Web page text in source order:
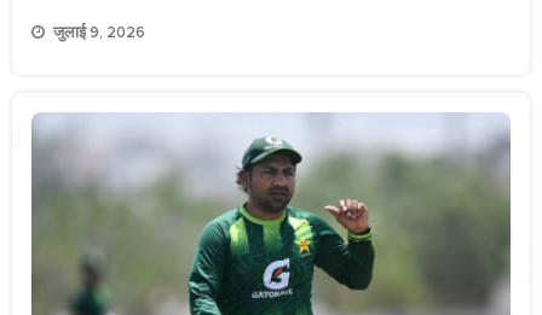
जुलाई 9, 2026